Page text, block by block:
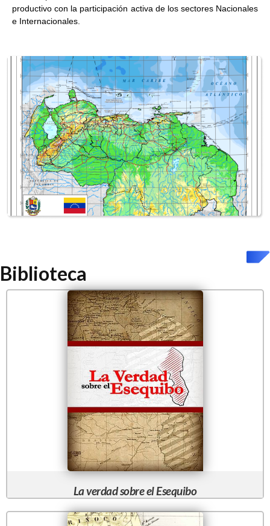
productivo con la participación activa de los sectores Nacionales
e Internacionales.
Biblioteca
La verdad sobre el Esequibo